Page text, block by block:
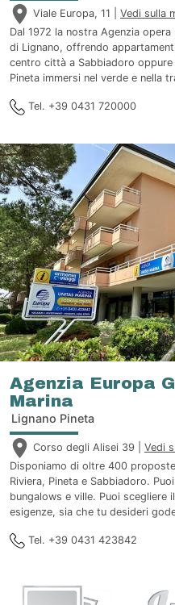
Viale Europa, 11 | Vedi sulla
Dal 1972 la nostra Agenzia
di Lignano, offrendo
centro città a Sabbiadoro oppure
Pineta immersi nel verde e nella
Tel. +39 0431 720000
Agenzia Europa
Marina
Lignano Pineta
Corso degli Alisei 39 | Vedi
Disponiamo di oltre 400
Riviera, Pineta e Sabbiadoro.
bungalows e ville. Puoi scegliere
esigenze, sia che tu desideri
Tel. +39 0431 423842